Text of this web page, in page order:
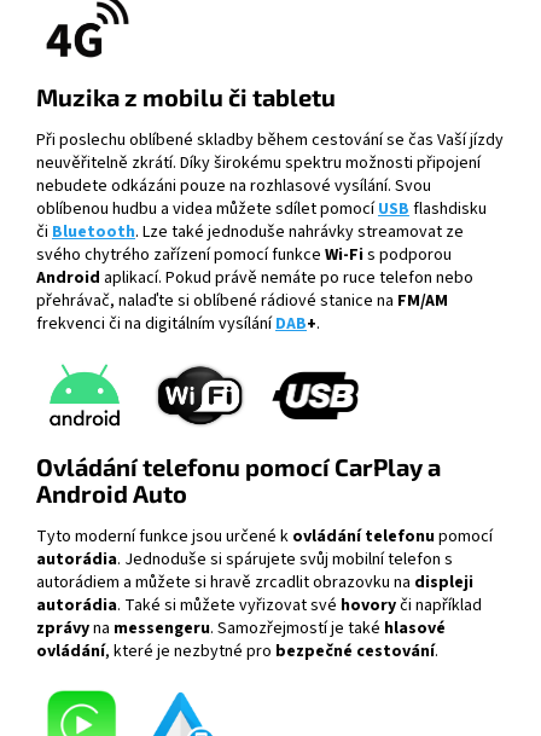
Muzika z mobilu či tabletu
Při poslechu oblíbené skladby během cestování se čas Vaší jízdy
neuvěřitelně zkrátí. Díky širokému spektru možnosti připojení
nebudete odkázáni pouze na rozhlasové vysílání. Svou
oblíbenou hudbu a videa můžete sdílet pomocíUSBflashdisku
či Bluetooth. Lze také jednoduše nahrávky streamovat ze
svého chytrého zařízení pomocí funkce Wi-Fis podporou
Android aplikací. Pokud právě nemáte po ruce telefon nebo
přehrávač, nalaďte si oblíbené rádiové stanice na FM/AM
frekvenci či na digitálním vysíláníDAB+.
Ovládání telefonu pomocí CarPlay a
Android Auto
Tyto moderní funkce jsou určené k ovládání telefonupomocí
autorádia. Jednoduše si spárujete svůj mobilní telefon s
autorádiem a můžete si hravě zrcadlit obrazovku na displeji
autorádia. Také si můžete vyřizovat své hovoryči například
zprávyna messengeru. Samozřejmostí je také hlasové
ovládání, které je nezbytné pro bezpečné cestování.